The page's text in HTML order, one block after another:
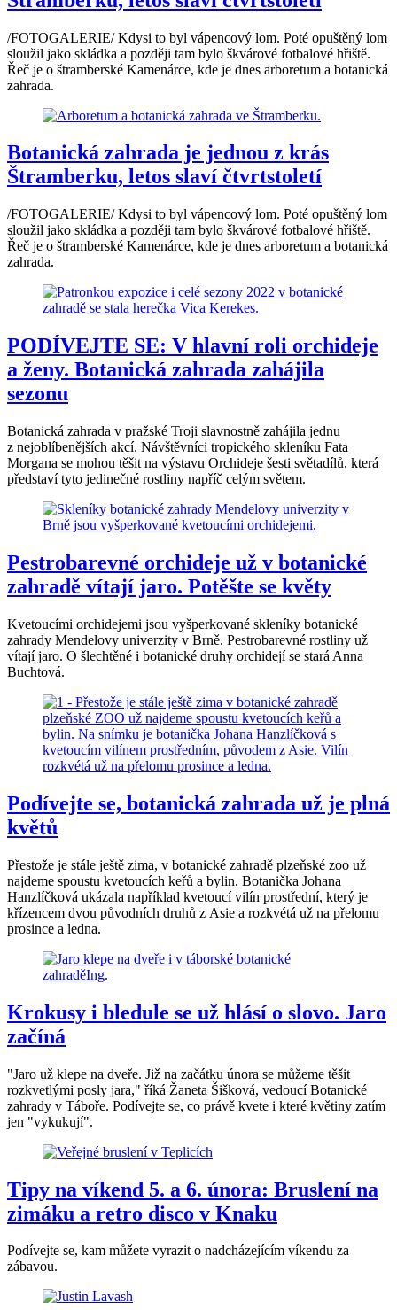
/FOTOGALERIE/ Kdysi to byl vápencový lom. Poté opuštěný lom
sloužil jako skládka a později tam bylo škvárové fotbalové hřiště.
Řeč je o štramberské Kamenárce, kde je dnes arboretum a botanická
zahrada.
Botanická zahrada je jednou z krás
Štramberku, letos slaví čtvrtstoletí
/FOTOGALERIE/ Kdysi to byl vápencový lom. Poté opuštěný lom
sloužil jako skládka a později tam bylo škvárové fotbalové hřiště.
Řeč je o štramberské Kamenárce, kde je dnes arboretum a botanická
zahrada.
PODÍVEJTE SE: V hlavní roli orchideje
a ženy. Botanická zahrada zahájila
sezonu
Botanická zahrada v pražské Troji slavnostně zahájila jednu
z nejoblíbenějších akcí. Návštěvníci tropického skleníku Fata
Morgana se mohou těšit na výstavu Orchideje šesti světadílů, která
představí tyto jedinečné rostliny napříč celým světem.
Pestrobarevné orchideje už v botanické
zahradě vítají jaro. Potěšte se květy
Kvetoucími orchidejemi jsou vyšperkované skleníky botanické
zahrady Mendelovy univerzity v Brně. Pestrobarevné rostliny už
vítají jaro. O šlechtěné i botanické druhy orchidejí se stará Anna
Buchtová.
Podívejte se, botanická zahrada už je plná
květů
Přestože je stále ještě zima, v botanické zahradě plzeňské zoo už
najdeme spoustu kvetoucích keřů a bylin. Botanička Johana
Hanzlíčková ukázala například kvetoucí vilín prostřední, který je
křízencem dvou původních druhů z Asie a rozkvétá už na přelomu
prosince a ledna.
Krokusy i bledule se už hlásí o slovo. Jaro
začíná
"Jaro už klepe na dveře. Již na začátku února se můžeme těšit
rozkvetlými posly jara," říká Žaneta Šišková, vedoucí Botanické
zahrady v Táboře. Podívejte se, co právě kvete i které květiny zatím
jen "vykukují".
Tipy na víkend 5. a 6. února: Bruslení na
zimáku a retro disco v Knaku
Podívejte se, kam můžete vyrazit o nadcházejícím víkendu za
zábavou.